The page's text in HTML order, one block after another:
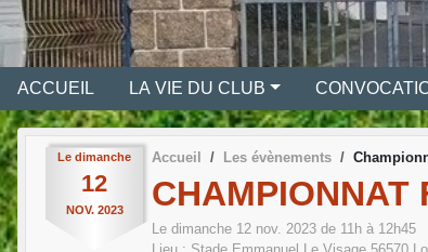
ACCUEIL LA VIE DU CLUB
Le dimanche
12
NOV. 2023
Accueil Les évènements
CHAMPIONNAT
Le dimanche 12 nov. 2023 de 11h à 12h45